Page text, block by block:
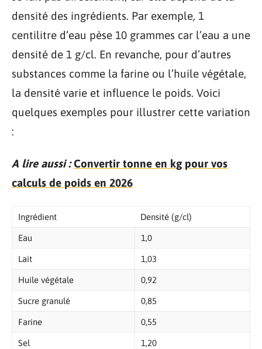
densité des ingrédients. Par exemple, 1
centilitre d’eau pèse 10 grammes car l’eau a une
densité de 1 g/cl. En revanche, pour d’autres
substances comme la farine ou l’huile végétale,
la densité varie et influence le poids. Voici
quelques exemples pour illustrer cette variation
:
A lire aussi : Convertir tonne en kg pour vos
calculs de poids en 2026
Ingrédient Densité (g/cl)
Eau 1,0
Lait 1,03
Huile végétale 0,92
Sucre granulé 0,85
Farine 0,55
Sel 1,20